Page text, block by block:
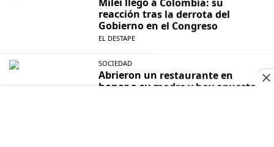
Cuando la derecha ruge, más necesitamos
amplificar nuestra voz. Hoy más que nunca te
necesitamos para seguir haciendo nuestro trabajo.
¡Sigamos haciendo historia!
Suscribite